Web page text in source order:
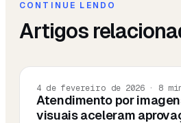
CONTINUE LENDO
Artigos
4 de fevereiro de 2026· 8
Atendimento por
visuais aceleram